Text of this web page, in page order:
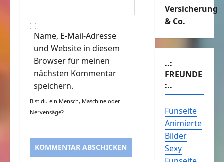
Name, E-Mail-Adresse
und Website in diesem
Browser für meinen
nächsten Kommentar
speichern.
Bist du ein Mensch, Maschine oder
Nervensäge?
Versicherung
& Co.
..:
FREUNDE
:..
Funseite
Animierte
Bilder
Sexy